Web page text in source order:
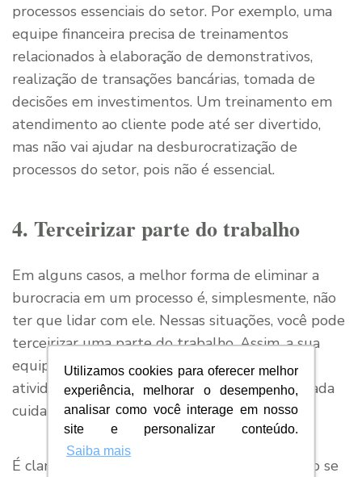
Utilizamos cookies para oferecer melhor
experiência, melhorar o desempenho,
analisar como você interage em nosso
site e personalizar conteúdo.
Saiba mais
processos essenciais do setor. Por exemplo, uma
equipe financeira precisa de treinamentos
relacionados à elaboração de demonstrativos,
realização de transações bancárias, tomada de
decisões em investimentos. Um treinamento em
atendimento ao cliente pode até ser divertido,
mas não vai ajudar na desburocratização de
processos do setor, pois não é essencial.
4. Terceirizar parte do trabalho
Em alguns casos, a melhor forma de eliminar a
burocracia em um processo é, simplesmente, não
ter que lidar com ele. Nessas situações, você pode
terceirizar uma parte do trabalho. Assim, a sua
equipe fica livre para se concentrar em outras
atividades, enquanto uma empresa especializada
cuida daquele processo específico.
É claro que a terceirização exige cuidados. Não se